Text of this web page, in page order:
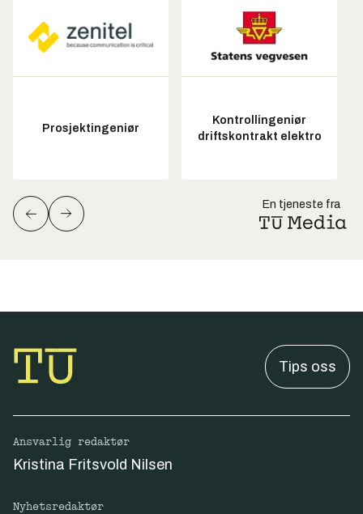
Prosjektingeniør
Kontrollingeniør
driftskontrakt elektro
En tjeneste fra
Tips oss
Ansvarlig redaktør
Kristina Fritsvold Nilsen
Nyhetsredaktør